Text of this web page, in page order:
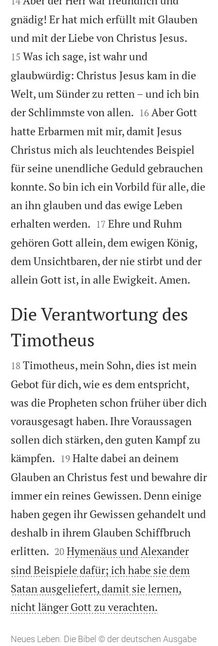
gnädig! Er hat mich erfüllt mit Glauben
und mit der Liebe von Christus Jesus.
15 Was ich sage, ist wahr und
glaubwürdig: Christus Jesus kam in die
Welt, um Sünder zu retten – und ich bin
der Schlimmste von allen. 

16 Aber Gott
hatte Erbarmen mit mir, damit Jesus
Christus mich als leuchtendes Beispiel
für seine unendliche Geduld gebrauchen
konnte. So bin ich ein Vorbild für alle, die
an ihn glauben und das ewige Leben
erhalten werden. 

17 Ehre und Ruhm
gehören Gott allein, dem ewigen König,
dem Unsichtbaren, der nie stirbt und der
allein Gott ist, in alle Ewigkeit. Amen.

Die Verantwortung des
Timotheus

18 Timotheus, mein Sohn, dies ist mein
Gebot für dich, wie es dem entspricht,
was die Propheten schon früher über dich
vorausgesagt haben. Ihre Voraussagen
sollen dich stärken, den guten Kampf zu
kämpfen. 

19 Halte dabei an deinem
Glauben an Christus fest und bewahre dir
immer ein reines Gewissen. Denn einige
haben gegen ihr Gewissen gehandelt und
deshalb in ihrem Glauben Schiffbruch
erlitten. 

20 Hymenäus und Alexander
sind Beispiele dafür; ich habe sie dem
Satan ausgeliefert, damit sie lernen,
nicht länger Gott zu verachten.
Neues Leben. Die Bibel © der deutschen Ausgabe